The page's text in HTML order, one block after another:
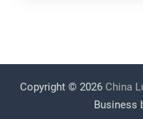
Copyright © 2026 China
Business